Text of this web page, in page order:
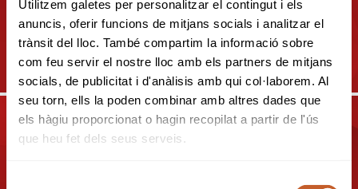
Utilitzem galetes per personalitzar el contingut i els
anuncis, oferir funcions de mitjans socials i analitzar el
trànsit del lloc. També compartim la informació sobre
com feu servir el nostre lloc amb els partners de mitjans
socials, de publicitat i d'anàlisis amb qui col·laborem. Al
seu torn, ells la poden combinar amb altres dades que
els hàgiu proporcionat o hagin recopilat a partir de l'ús
que heu fet dels seus serveis.
CAMPS I CLUBS A
BARCELONA